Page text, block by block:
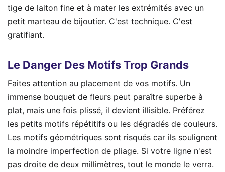
tige de laiton fine et à mater les extrémités avec un
petit marteau de bijoutier. C'est technique. C'est
gratifiant.
Le Danger Des Motifs Trop Grands
Faites attention au placement de vos motifs. Un
immense bouquet de fleurs peut paraître superbe à
plat, mais une fois plissé, il devient illisible. Préférez
les petits motifs répétitifs ou les dégradés de couleurs.
Les motifs géométriques sont risqués car ils soulignent
la moindre imperfection de pliage. Si votre ligne n'est
pas droite de deux millimètres, tout le monde le verra.